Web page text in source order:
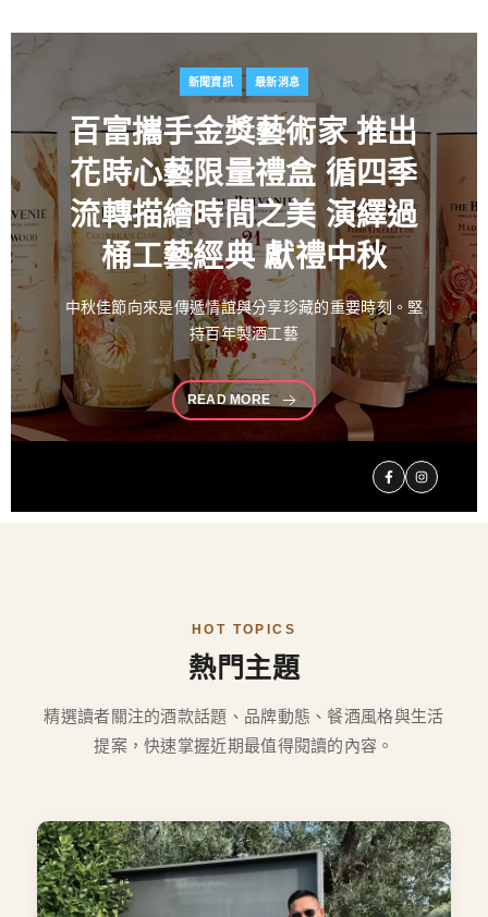
新聞資訊 最新消息
百富攜手金獎藝術家推出
花時心藝限量禮盒 循四季
流轉描繪時間之美 演繹過
桶工藝經典 獻禮中秋
中秋佳節向來是傳遞情誼與分享珍藏的重要時刻。堅
持百年製酒工藝
READ MORE
HOT TOPICS
熱門主題
精選讀者關注的酒款話題、品牌動態、餐酒風格與生活
提案，快速掌握近期最值得閱讀的內容。